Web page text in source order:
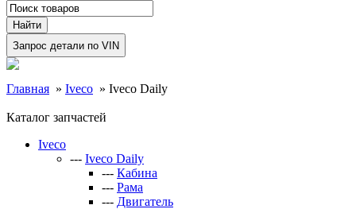
Главная » Iveco » Iveco Daily
Каталог запчастей
Iveco
--- Iveco Daily
--- Кабина
--- Рама
--- Двигатель